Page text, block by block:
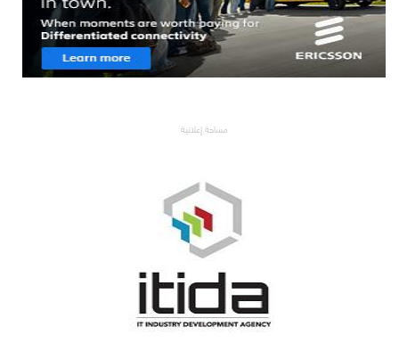
مساحة إعلانية